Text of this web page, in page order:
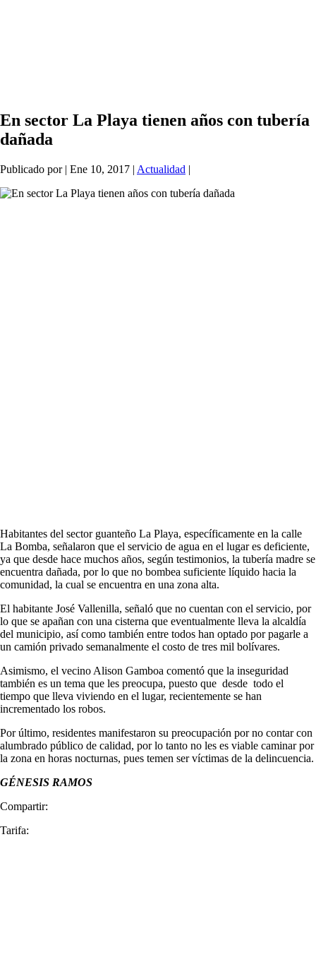
En sector La Playa tienen años con tubería
dañada
Publicado por | Ene 10, 2017 | Actualidad |
Habitantes del sector guanteño La Playa, específicamente en la calle
La Bomba, señalaron que el servicio de agua en el lugar es deficiente,
ya que desde hace muchos años, según testimonios, la tubería madre se
encuentra dañada, por lo que no bombea suficiente líquido hacia la
comunidad, la cual se encuentra en una zona alta.
El habitante José Vallenilla, señaló que no cuentan con el servicio, por
lo que se apañan con una cisterna que eventualmente lleva la alcaldía
del municipio, así como también entre todos han optado por pagarle a
un camión privado semanalmente el costo de tres mil bolívares.
Asimismo, el vecino Alison Gamboa comentó que la inseguridad
también es un tema que les preocupa, puesto que desde todo el
tiempo que lleva viviendo en el lugar, recientemente se han
incrementado los robos.
Por último, residentes manifestaron su preocupación por no contar con
alumbrado público de calidad, por lo tanto no les es viable caminar por
la zona en horas nocturnas, pues temen ser víctimas de la delincuencia.
GÉNESIS RAMOS
Compartir:
Tarifa: